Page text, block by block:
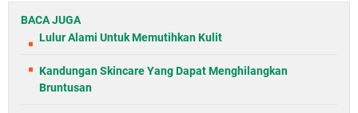
BACA JUGA
Lulur Alami Untuk Memutihkan Kulit
Kandungan Skincare Yang Dapat Menghilangkan
Bruntusan